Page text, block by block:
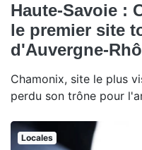
Haute-Savoie :
le premier site
d'Auvergne-
Chamonix, site le plus
perdu son trône pour
Locales